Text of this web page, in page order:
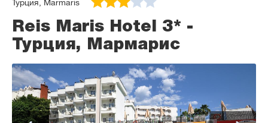
Турция, Marmaris
Reis Maris Hotel 3* -
Турция, Мармарис